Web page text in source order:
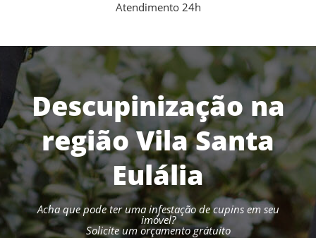
Atendimento 24h
Descupinização na
região Vila Santa
Eulália
Acha que pode ter uma infestação de cupins em seu
imóvel?
Solicite um orçamento grátuito